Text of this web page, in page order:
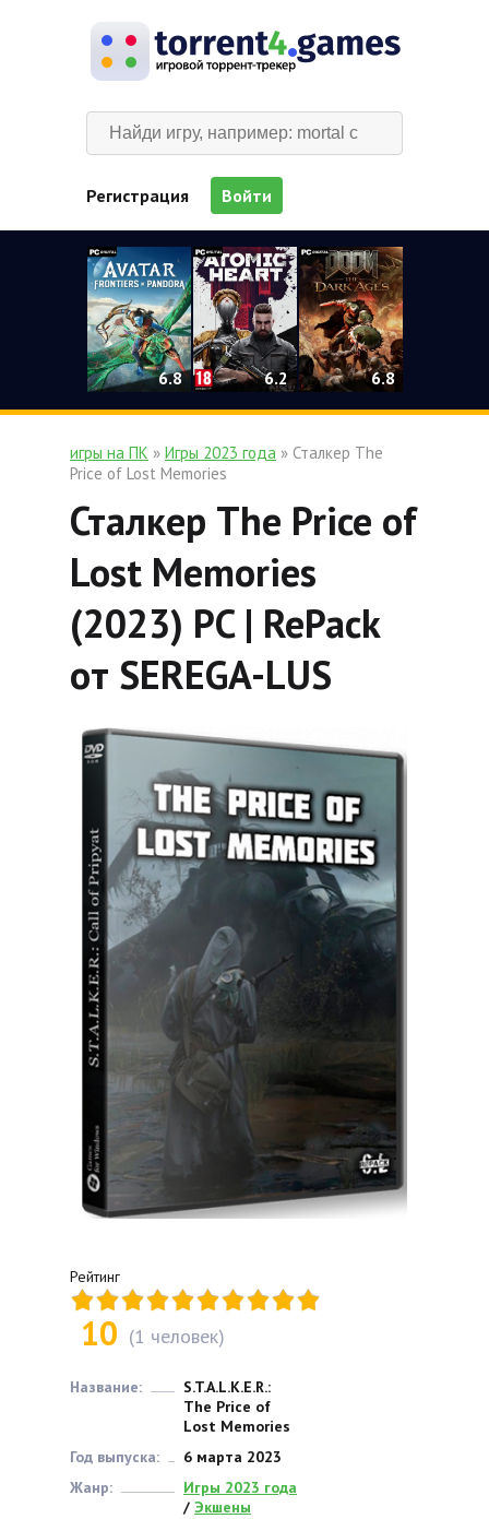
Регистрация Войти
6.8 6.2 6.8
игры на ПК » Игры 2023 года » Сталкер The
Price of Lost Memories
Сталкер The Price of
Lost Memories
(2023) PC | RePack
от SEREGA-LUS
Рейтинг
10 (1 человек)
Название:
S.T.A.L.K.E.R.:
The Price of
Lost Memories
Год выпуска:
6 марта 2023
Жанр:
Игры 2023 года
/ Экшены